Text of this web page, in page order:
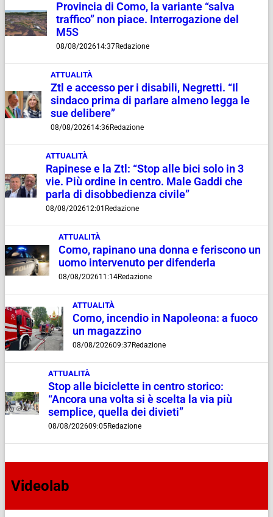
Provincia di Como, la variante “salva
traffico” non piace. Interrogazione del
M5S
08/08/202614:37Redazione
ATTUALITÀ
Ztl e accesso per i disabili, Negretti. “Il
sindaco prima di parlare almeno legga le
sue delibere”
08/08/202614:36Redazione
ATTUALITÀ
Rapinese e la Ztl: “Stop alle bici solo in 3
vie. Più ordine in centro. Male Gaddi che
parla di disobbedienza civile”
08/08/202612:01 Redazione
ATTUALITÀ
Como, rapinano una donna e feriscono un
uomo intervenuto per difenderla
08/08/202611:14Redazione
ATTUALITÀ
Como, incendio in Napoleona: a fuoco
un magazzino
08/08/202609:37Redazione
ATTUALITÀ
Stop alle biciclette in centro storico:
“Ancora una volta si è scelta la via più
semplice, quella dei divieti”
08/08/202609:05Redazione
Videolab